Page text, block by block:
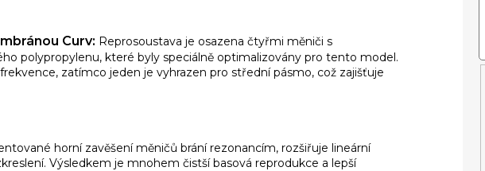
Curv: Reprosoustava je osazena čtyřmi měniči s
polypropylenu, které byly speciálně optimalizovány pro tento model.
zatímco jeden je vyhrazen pro střední pásmo, což zajišťuje
horní zavěšení měničů brání rezonancím, rozšiřuje lineární
Výsledkem je mnohem čistší basová reprodukce a lepší